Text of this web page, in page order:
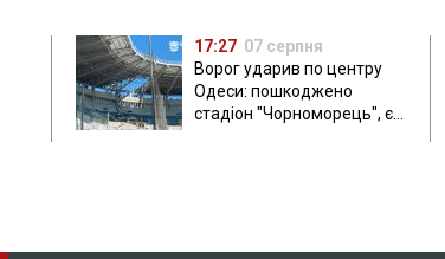
17:27 07 серпня
Ворог ударив по центру
Одеси: пошкоджено
стадіон "Чорноморець", є